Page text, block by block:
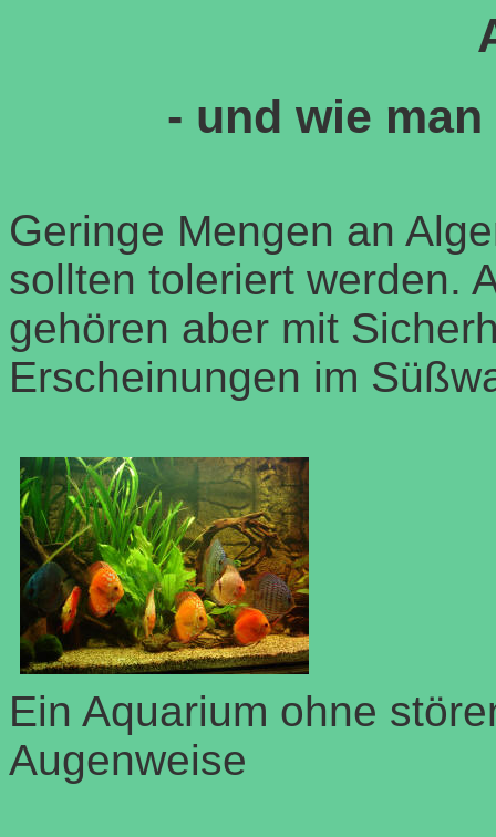
- und wie
Geringe Mengen an
sollten toleriert werden.
gehören aber mit
Erscheinungen im
Ein Aquarium ohne
Augenweise